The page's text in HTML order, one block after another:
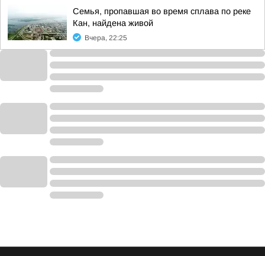
Семья, пропавшая во время сплава по реке
Кан, найдена живой
Вчера, 22:25